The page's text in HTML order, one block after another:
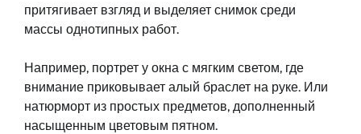
притягивает взгляд и выделяет снимок среди
массы однотипных работ.
Например, портрет у окна с мягким светом, где
внимание приковывает алый браслет на руке. Или
натюрморт из простых предметов, дополненный
насыщенным цветовым пятном.